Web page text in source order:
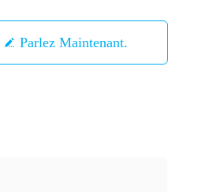
Parlez Maintenant.